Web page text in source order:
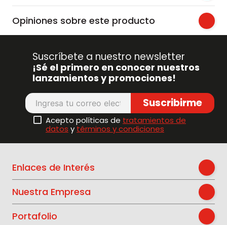
Opiniones sobre este producto
Suscríbete a nuestro newsletter
¡Sé el primero en conocer nuestros
lanzamientos y promociones!
Suscribirme
Acepto políticas de tratamientos de
datos y términos y condiciones
Enlaces de Interés
Nuestra Empresa
Portafolio